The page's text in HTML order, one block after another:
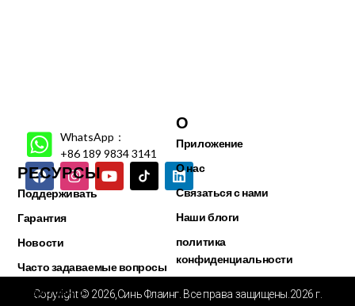
WhatsApp：
+86 189 9834 3141
РЕСУРСЫ
Поддерживать
Гарантия
Новости
Часто задаваемые вопросы
Видео центр
О
Приложение
О нас
Связаться с нами
Наши блоги
политика
конфиденциальности
Copyright © 2026,Синь Флаинг. Все права защищены.2026 г.